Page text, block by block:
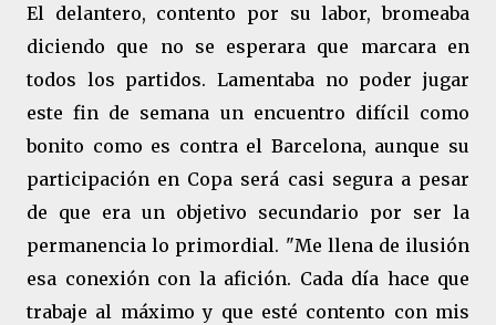
El delantero, contento por su labor, bromeaba
diciendo que no se esperara que marcara en
todos los partidos. Lamentaba no poder jugar
este fin de semana un encuentro difícil como
bonito como es contra el Barcelona, aunque su
participación en Copa será casi segura a pesar
de que era un objetivo secundario por ser la
permanencia lo primordial. "Me llena de ilusión
esa conexión con la afición. Cada día hace que
trabaje al máximo y que esté contento con mis